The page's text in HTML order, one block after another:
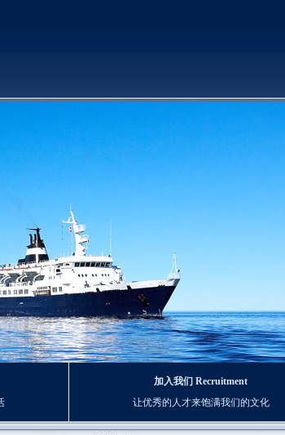
加入我们 Recruitment
让优秀的人才来饱满我们的文化